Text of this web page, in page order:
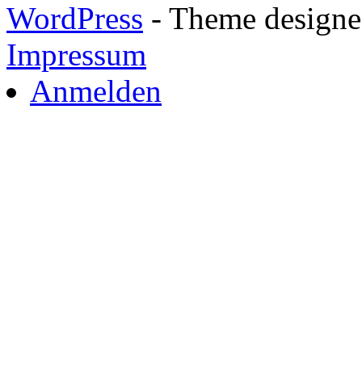
WordPress - Theme
Impressum
Anmelden